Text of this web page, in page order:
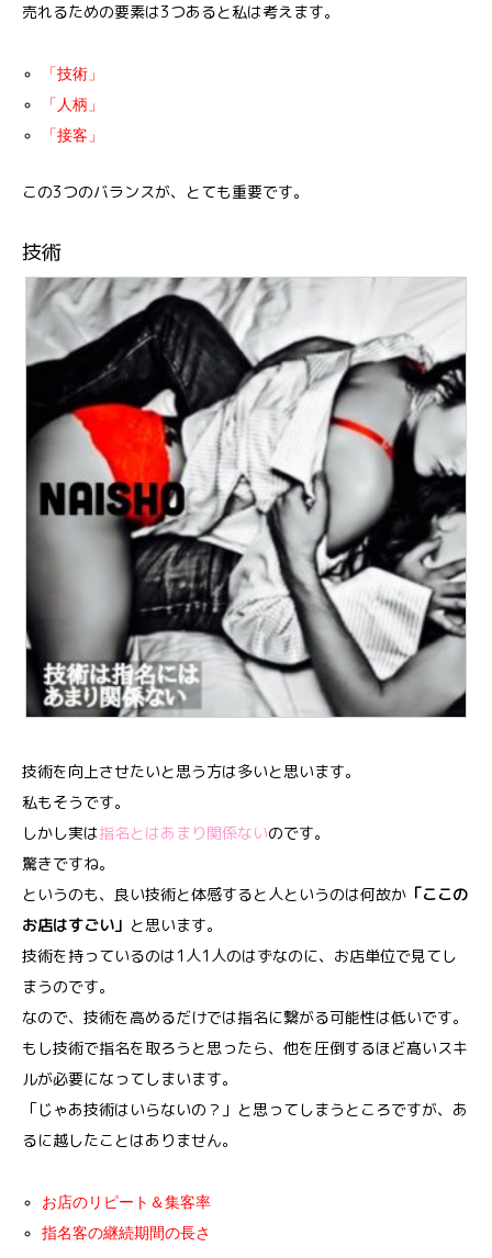
売れるための要素は3つあると私は考えます。
「技術」
「人柄」
「接客」
この3つのバランスが、とても重要です。
技術
技術を向上させたいと思う方は多いと思います。
私もそうです。
しかし実は指名とはあまり関係ないのです。
驚きですね。
というのも、良い技術と体感すると人というのは何故か 「ここの
お店はすごい」 と思います。
技術を持っているのは1人1人のはずなのに、お店単位で見てし
まうのです。
なので、技術を高めるだけでは指名に繋がる可能性は低いです。
もし技術で指名を取ろうと思ったら、他を圧倒するほど髙いスキ
ルが必要になってしまいます。
「じゃあ技術はいらないの？」と思ってしまうところですが、あ
るに越したことはありません。
お店のリピート＆集客率
指名客の継続期間の長さ